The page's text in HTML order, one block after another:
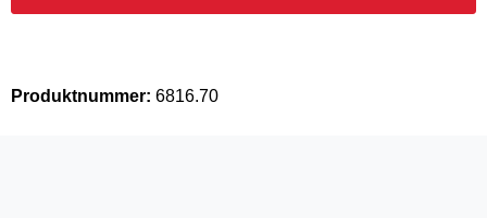
Produktnummer: 6816.70